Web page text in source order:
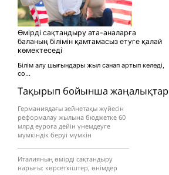
Тақырып бойынша жаңалықтар
Германиядағы зейнетақы жүйесін
реформалау жылына бюджетке 60
млрд еуроға дейін үнемдеуге
мүмкіндік беруі мүмкін
Италияның өмірді сақтандыру
нарығы: көрсеткіштер, өнімдер
Өмірді сақтандыру ата-аналарға
баланың білімін қамтамасыз етуге қалай
көмектеседі
Білім алу шығындары жыл санап артып келеді,
со...